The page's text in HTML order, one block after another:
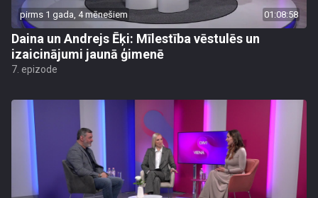
pirms 1 gada, 4 mēnešiem 01:08:58
Daina un Andrejs Ēķi: Mīlestība vēstulēs un
izaicinājumi jaunā ģimenē
7. epizode